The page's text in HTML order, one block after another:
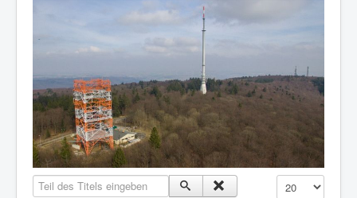
Webcam & Wetter
Galerie
Mitglied werden
Historie
Know-How
Impressum
Teil des Titels eingeben Anzeige #